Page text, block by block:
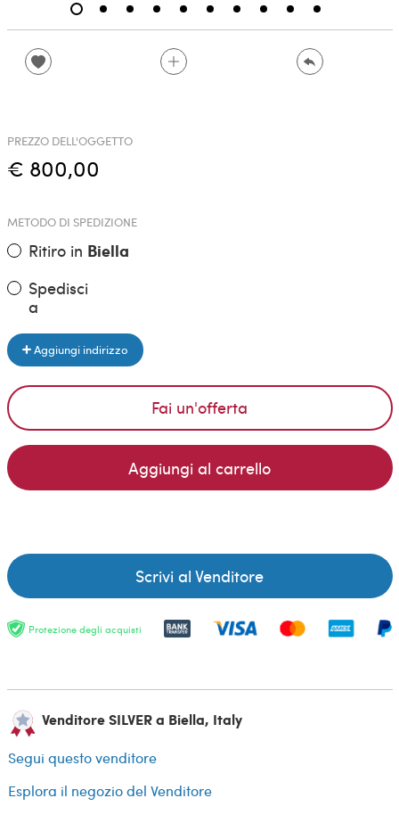
PREZZO DELL'OGGETTO
€ 800,00
METODO DI SPEDIZIONE
Ritiro in Biella
Spedisci
a
Aggiungi indirizzo
Fai un'offerta
Aggiungi al carrello
Scrivi al Venditore
Protezione degli acquisti
Venditore SILVER a Biella, Italy
Segui questo venditore
Esplora il negozio del Venditore